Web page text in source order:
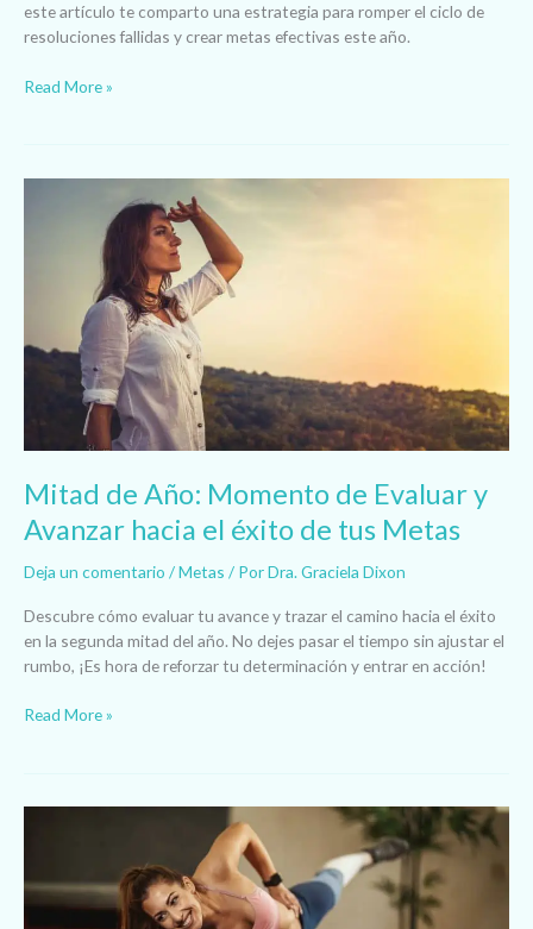
este artículo te comparto una estrategia para romper el ciclo de
resoluciones fallidas y crear metas efectivas este año.
Read More »
Mitad de Año: Momento de Evaluar y
Avanzar hacia el éxito de tus Metas
Deja un comentario /Metas / PorDra. Graciela Dixon
Descubre cómo evaluar tu avance y trazar el camino hacia el éxito
en la segunda mitad del año. No dejes pasar el tiempo sin ajustar el
rumbo, ¡Es hora de reforzar tu determinación y entrar en acción!
y
hacia
tus
Read More »
Crear